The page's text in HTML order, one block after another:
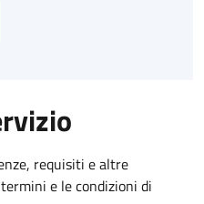
requisiti e altre
e le condizioni di